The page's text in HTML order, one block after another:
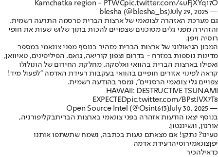
Kamchatka region - PTWCpic.twitter.com/4uFjXYq17O
— blesha (@blesha_bs)
July 29, 2025
גם מערכת האזהרה לצונאמי של ארצות הברית פרסמה התרעה רשמית,
והזהירה מפני גלים מסוכנים שצפויים להכות בתוך שלוש שעות את חופי
רוסיה ויפן.
המכון הגיאולוגי של ארצות הברית מזהיר בנוסף מפני צונאמי במספר
מדינות נוספות במזרח - בדרום וצפון קוריאה, גואם, הפיליפינים, טאיוואן,
ואפילו בארצות הברית בהוואי ואלסקה. מחלקת החירום של הונולולו
קראה לפינוי אזורים חופיים בהוואי בעקבות רעידת האדמה "לפעול מיד!
צפויים גלי צונאמי הרסניים", נמסר בהודעה רשמית.
HAWAII: DESTRUCTIVE TSUNAMI
EXPECTEDpic.twitter.com/BPstIVX7T8
— Open Source Intel (@Osint613)
July 30, 2025
בנוסף יצאו הודעות אזהרה בפני צונאמי בארצות הבריתבקליפורניה,
אורגון, וושינגטון.
טעינו? נתקן! אם מצאתם טעות בכתבה, נשמח שתשתפו אותנו
יפןצונאמירוסיהרעידת אדמה
כדאילהכיר